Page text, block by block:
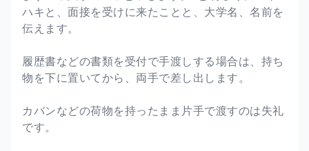
ハキと、面接を受けに来たことと、大学名、名前を
伝えます。
履歴書などの書類を受付で手渡しする場合は、持ち
物を下に置いてから、両手で差し出します。
カバンなどの荷物を持ったまま片手で渡すのは失礼
です。